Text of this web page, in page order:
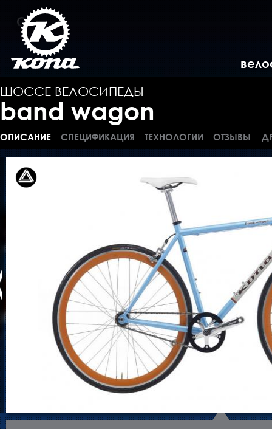
ШОССЕ ВЕЛОСИПЕДЫ
band wagon
ОПИСАНИЕ СПЕЦИФИКАЦИЯ ТЕХНОЛОГИИ ОТЗЫВЫ